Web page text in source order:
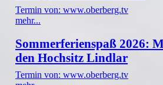
Termin von: www.oberberg.tv
mehr...
Sommerferienspaß 2026:
den Hochsitz Lindlar
Termin von: www.oberberg.tv